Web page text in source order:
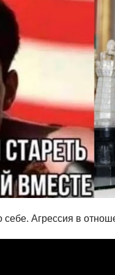
себе. Агрессия в